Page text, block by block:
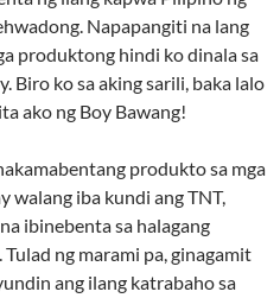
Napapangiti na lang
produktong hindi ko dinala sa
Biro ko sa aking sarili, baka lalo
ako ng Boy Bawang!
produkto sa mga
walang iba kundi ang TNT,
ibinebenta sa halagang
ng marami pa, ginagamit
ang ilang katrabaho sa